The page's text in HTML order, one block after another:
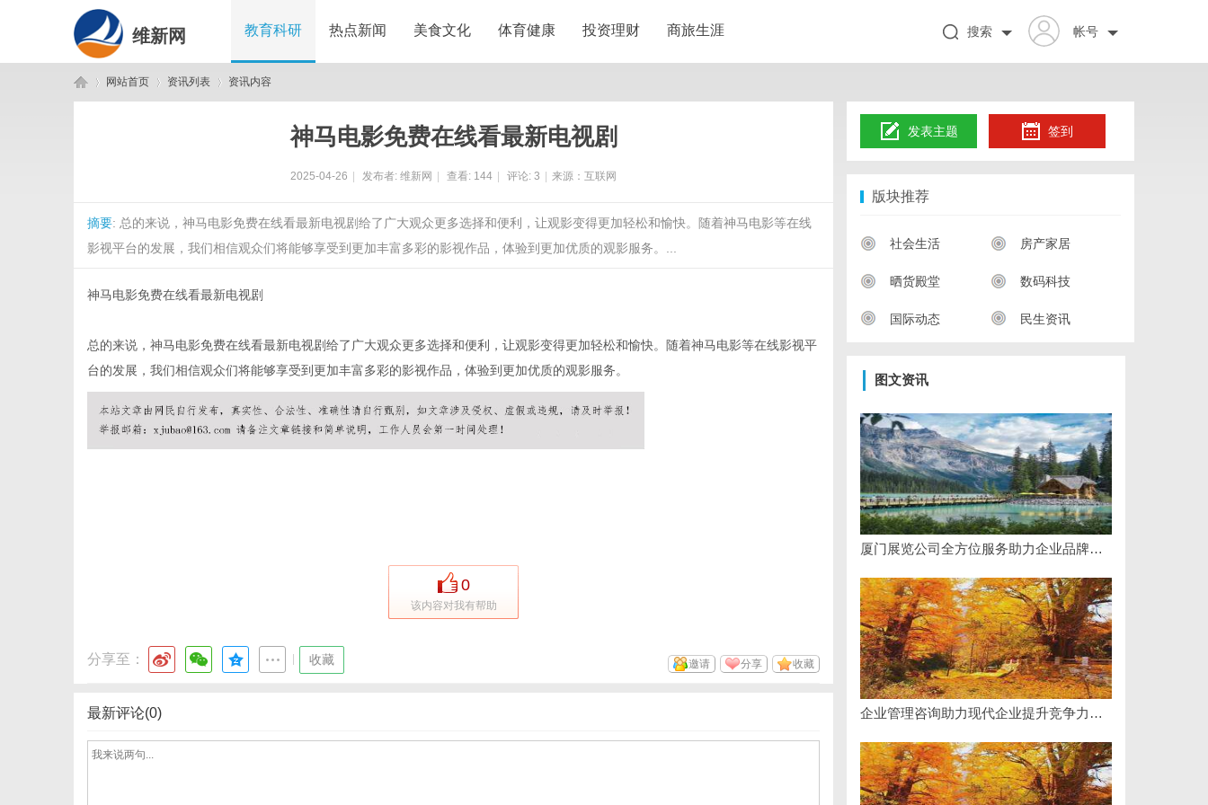
维新网 教育科研 热点新闻 美食文化 体育健康 投资理财 商旅生涯 帐号
搜索
网站首页 资讯列表 资讯内容
神马电影免费在线看最新电视剧
2025-04-26 发布者: 维新网 查看: 144 评论: 3 来源：互联网
摘要: 总的来说，神马电影免费在线看最新电视剧给了广大观众更多选择和便利，让观影变得更加轻松和愉快。随着神马电影等在线
影视平台的发展，我们相信观众们将能够享受到更加丰富多彩的影视作品，体验到更加优质的观影服务。...
神马电影免费在线看最新电视剧
总的来说，神马电影免费在线看最新电视剧给了广大观众更多选择和便利，让观影变得更加轻松和愉快。随着神马电影等在线影视平
台的发展，我们相信观众们将能够享受到更加丰富多彩的影视作品，体验到更加优质的观影服务。
0
该内容对我有帮助
分享至： 收藏 收藏
分享
邀请
最新评论(0)
发表主题 签到
版块推荐
社会生活 房产家居
晒货殿堂 数码科技
国际动态 民生资讯
图文资讯
厦门展览公司全方位服务助力企业品牌打造与市场开拓
企业管理咨询助力现代企业提升竞争力的实践与策略